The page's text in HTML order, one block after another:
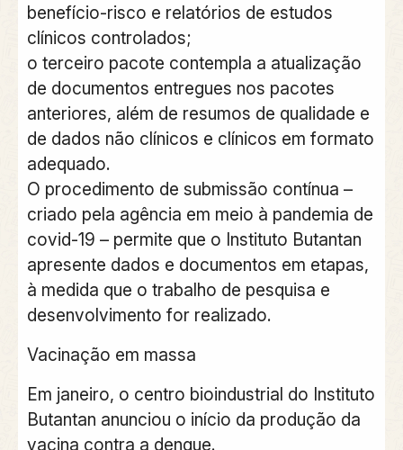
benefício-risco e relatórios de estudos
clínicos controlados;
o terceiro pacote contempla a atualização
de documentos entregues nos pacotes
anteriores, além de resumos de qualidade e
de dados não clínicos e clínicos em formato
adequado.
O procedimento de submissão contínua –
criado pela agência em meio à pandemia de
covid-19 – permite que o Instituto Butantan
apresente dados e documentos em etapas,
à medida que o trabalho de pesquisa e
desenvolvimento for realizado.
Vacinação em massa
Em janeiro, o centro bioindustrial do Instituto
Butantan anunciou o início da produção da
vacina contra a dengue.